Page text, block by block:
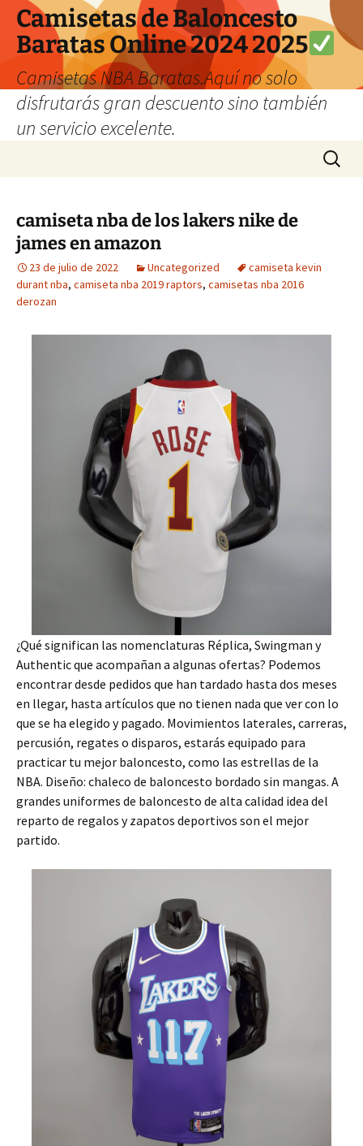
Camisetas de Baloncesto
Baratas Online 2024 2025
Camisetas NBA Baratas.Aquí no solo
disfrutarás gran descuento sino también
un servicio excelente.
Buscar:
camiseta nba de los lakers nike de
james en amazon
23 de julio de 2022 Uncategorized
camiseta kevin
durant nba, camiseta nba 2019 raptors, camisetas nba 2016
derozan
¿Qué significan las nomenclaturas Réplica, Swingman y
Authentic que acompañan a algunas ofertas? Podemos
encontrar desde pedidos que han tardado hasta dos meses
en llegar, hasta artículos que no tienen nada que ver con lo
que se ha elegido y pagado. Movimientos laterales, carreras,
percusión, regates o disparos, estarás equipado para
practicar tu mejor baloncesto, como las estrellas de la
NBA. Diseño: chaleco de baloncesto bordado sin mangas. A
grandes uniformes de baloncesto de alta calidad idea del
reparto de regalos y zapatos deportivos son el mejor
partido.